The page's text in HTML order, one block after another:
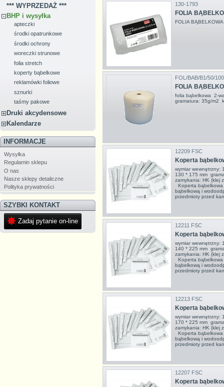
*** WYPRZEDAŻ ***
BHP i wysyłka
apteczki
środki opatrunkowe
środki ochrony
woreczki strunowe
folia stretch
koperty bąbelkowe
reklamówki foliowe
sznurki
taśmy pakowe
Druki akcydensowe
Kalendarze
INFORMACJE
Wysyłka
Regulamin sklepu
O nas
Nasze sklepy detaliczne
Polityka prywatności
SZYBKI KONTAKT
Zadaj pytanie on-line
130-1793
FOLIA
FOLIA
FOL/BAB/B1/50/100
FOLIA
folia bąbelkowa 2-
gramatura: 35g/m2
12209 FSC
Koperta
wymiar wewnętrzny:
130 * 175 mm
zamykania: HK (klej
Koperta bąbelkowa
bąbelkową i
przedmioty przed
12211 FSC
Koperta
wymiar wewnętrzny:
140 * 225 mm
zamykania: HK (klej
Koperta bąbelkowa
bąbelkową i
przedmioty przed
12213 FSC
Koperta
wymiar wewnętrzny:
170 * 225 mm
zamykania: HK (klej
Koperta bąbelkowa
bąbelkową i
przedmioty przed
12207 FSC
Koperta